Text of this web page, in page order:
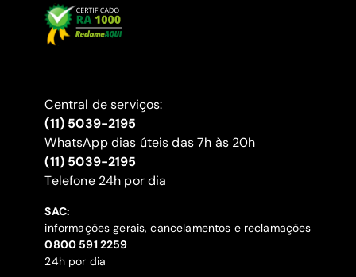
Central de serviços:
(11) 5039-2195
WhatsApp dias úteis das 7h às 20h
(11) 5039-2195
‍Telefone 24h por dia
SAC:
informações gerais, cancelamentos e reclamações
‍0800 591 2259
24h por dia